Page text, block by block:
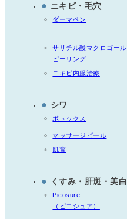
● ニキビ・毛穴
ダーマペン
サリチル酸マクロゴール
ピーリング
ニキビ内服治療
● シワ
ボトックス
マッサージピール
肌育
● くすみ・肝斑・美白
Picosure
（ピコシュア）